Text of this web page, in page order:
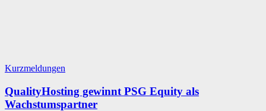
Kurzmeldungen
QualityHosting gewinnt PSG Equity als
Wachstumspartner